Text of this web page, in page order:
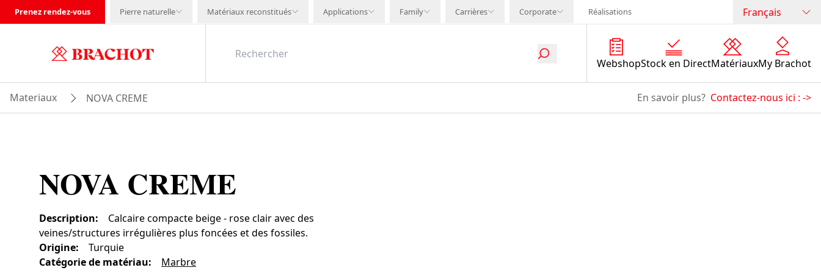
Prenez rendez-vous Pierre naturelle Matériaux reconstitués Applications Family Carrières Corporate Réalisations Français
WebshopStock en DirectMatériauxMy Brachot
Materiaux NOVA CREME En savoir plus? Contactez-nous ici : ->
NOVA CREME
Description:
Calcaire compacte beige - rose clair avec des
veines/structures irrégulières plus foncées et des fossiles.
Origine:
Turquie
Catégorie de matériau: Marbre